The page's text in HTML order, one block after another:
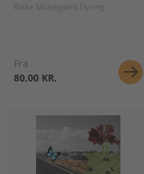
Rikke Mosegaard Dyring
Fra
80,00 KR.